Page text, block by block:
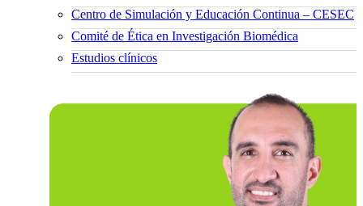
Centro de Simulación y Educación Continua – CESEC
Comité de Ética en Investigación Biomédica
Estudios clínicos